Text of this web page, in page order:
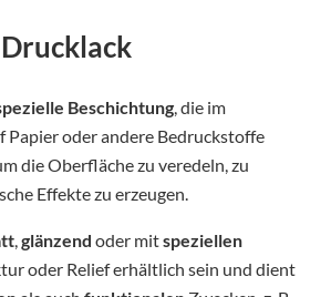
Beschichtung, die im
Papier oder andere Bedruckstoffe
die Oberfläche zu veredeln, zu
Effekte zu erzeugen.
,glänzend oder mitspeziellen
oder Relief erhältlich sein und dient